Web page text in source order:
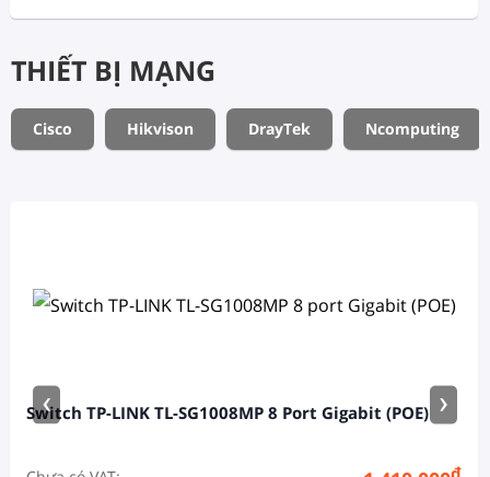
THIẾT BỊ MẠNG
Cisco Hikvison DrayTek Ncomputing
Switch TP-LINK TL-SG1008MP 8 Port Gigabit (POE)
‹ ›